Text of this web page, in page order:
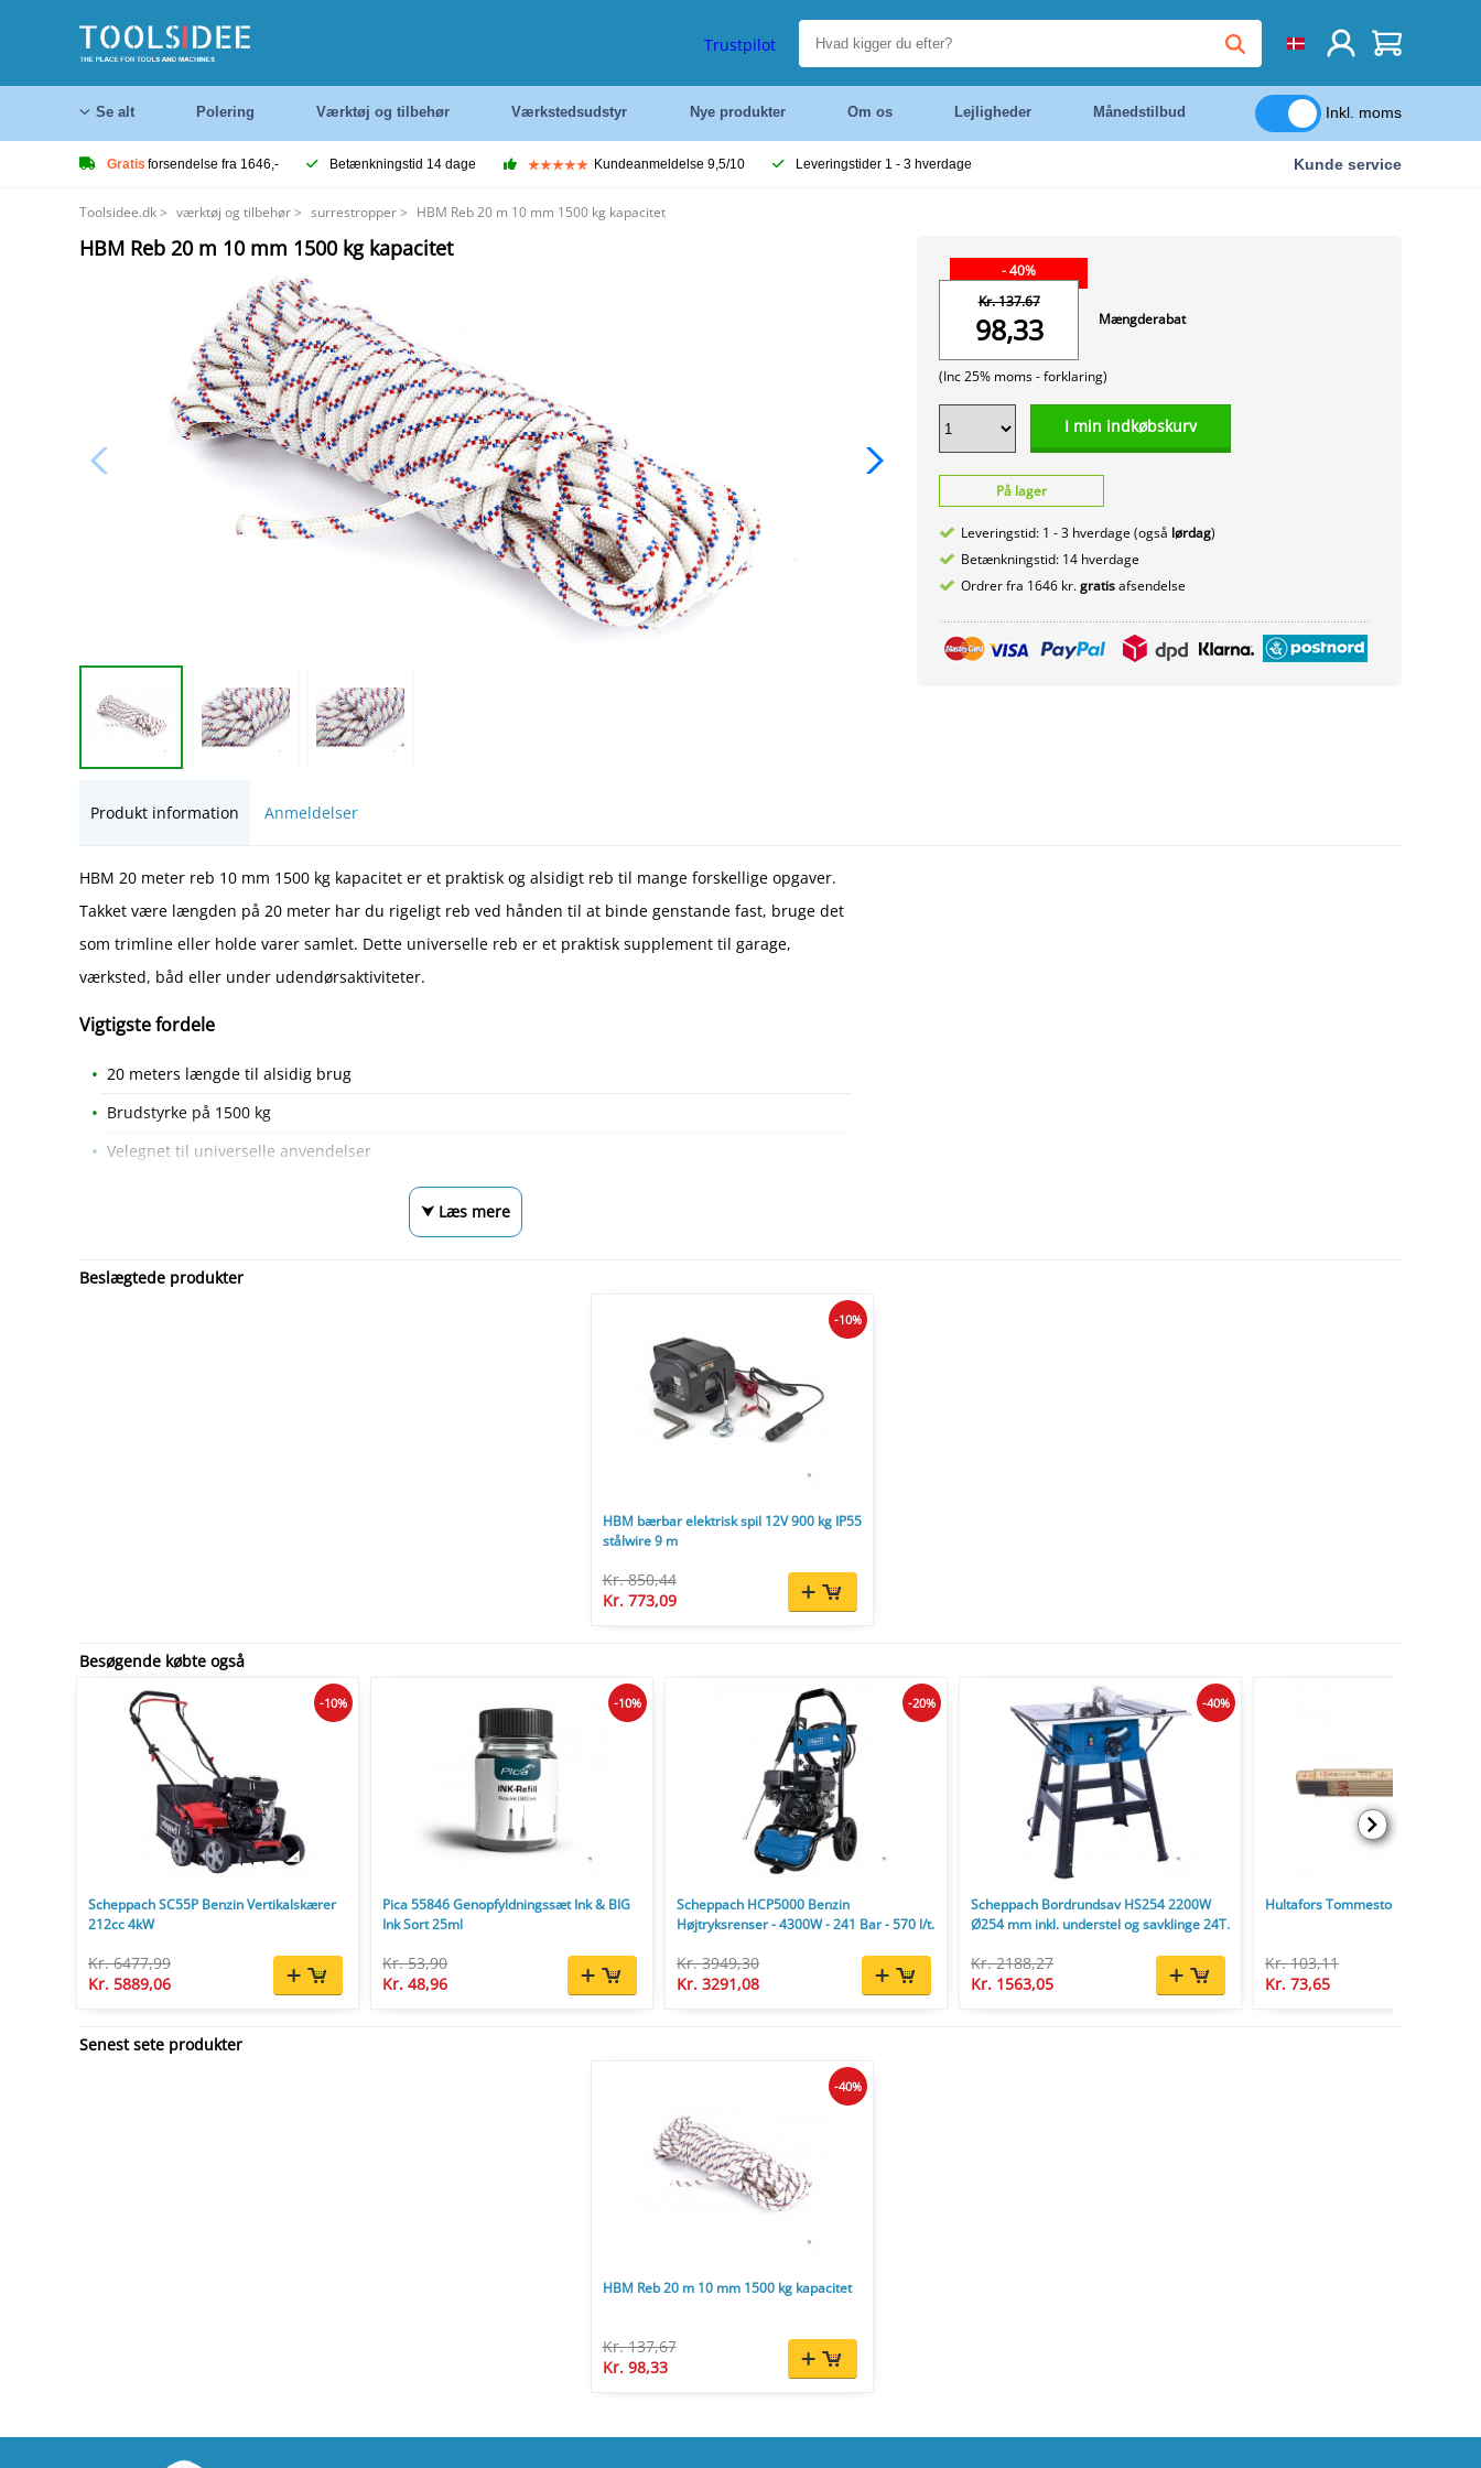
Trustpilot
Se alt Polering Værktøj og tilbehør Værkstedsudstyr Nye produkter Om os Lejligheder Månedstilbud Inkl. moms
Gratis forsendelse fra 1646,- Betænkningstid 14 dage Kundeanmeldelse 9,5/10 Leveringstider 1 - 3 hverdage Kunde service
Toolsidee.dk> værktøj og tilbehør> surrestropper> HBM Reb 20 m 10 mm 1500 kg kapacitet
HBM Reb 20 m 10 mm 1500 kg kapacitet
- 40%
Kr. 137.67
98,33
(Inc 25% moms -forklaring)
Mængderabat
I min indkøbskurv
På lager
Leveringstid: 1 - 3 hverdage (også lørdag)
Betænkningstid: 14 hverdage
Ordrer fra 1646 kr.gratisafsendelse
Produkt information Anmeldelser
HBM 20 meter reb 10 mm 1500 kg kapacitet er et praktisk og alsidigt reb til mange forskellige opgaver.
Takket være længden på 20 meter har du rigeligt reb ved hånden til at binde genstande fast, bruge det
som trimline eller holde varer samlet. Dette universelle reb er et praktisk supplement til garage,
værksted, båd eller under udendørsaktiviteter.
Vigtigste fordele
20 meters længde til alsidig brug
Brudstyrke på 1500 kg
Velegnet til universelle anvendelser
⮟ Læs mere
Beslægtede produkter
HBM bærbar elektrisk spil 12V 900 kg IP55
stålwire 9 m
Kr. 850,44
Kr. 773,09
-10%
Besøgende købte også
Scheppach SC55P Benzin Vertikalskærer
212cc 4kW
Kr. 6477,99
Kr. 5889,06
-10%
Pica 55846 Genopfyldningssæt Ink & BIG
Ink Sort 25ml
Kr. 53,90
Kr. 48,96
-10%
Scheppach HCP5000 Benzin
Højtryksrenser - 4300W - 241 Bar - 570 l/t.
Kr. 3949,30
Kr. 3291,08
-20%
Scheppach Bordrundsav HS254 2200W
Ø254 mm inkl. understel og savklinge 24T.
Kr. 2188,27
Kr. 1563,05
-40%
Hultafors Tommestok 59 2,4 m -
Kr. 103,11
Kr. 73,65
Senest sete produkter
HBM Reb 20 m 10 mm 1500 kg kapacitet
Kr. 137,67
Kr. 98,33
-40%